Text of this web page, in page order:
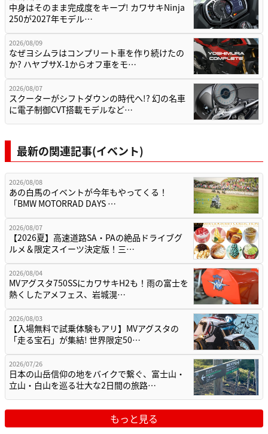
中身はそのまま完成度をキープ! カワサキNinja
250が2027年モデル…
2026/08/09
なぜヨシムラはコンプリート車を作り続けたの
か? ハヤブサX-1からオフ車をモ…
2026/08/07
スクーターがシフトダウンの時代へ!? 幻の名車
に電子制御CVT搭載モデルなど…
最新の関連記事(イベント)
2026/08/08
あの白馬のイベントが今年もやってくる！
「BMW MOTORRAD DAYS …
2026/08/07
【2026夏】高速道路SA・PAの絶品ドライブグ
ルメ＆限定スイーツ決定版！三…
2026/08/04
MVアグスタ750SSにカワサキH2も！雨の富士を
熱くしたアメフェス、岩城滉…
2026/08/03
【入場無料で試乗体験もアリ】MVアグスタの
「走る宝石」が集結! 世界限定50…
2026/07/26
日本の山岳信仰の地をバイクで繋ぐ、富士山・
立山・白山を巡る壮大な2日間の旅路…
もっと見る